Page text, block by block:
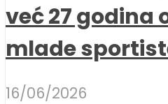
već 27 godina
mlade
16/06/2026